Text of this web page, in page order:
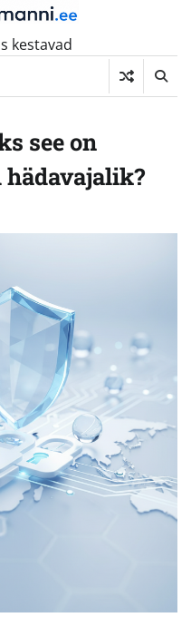
kestavad
see on
hädavajalik?